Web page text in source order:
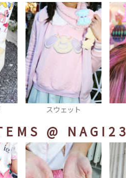
ヘアゴム
@ NAGI23